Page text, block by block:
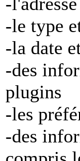
-le type
-la date
-des
plugins
-les
-des